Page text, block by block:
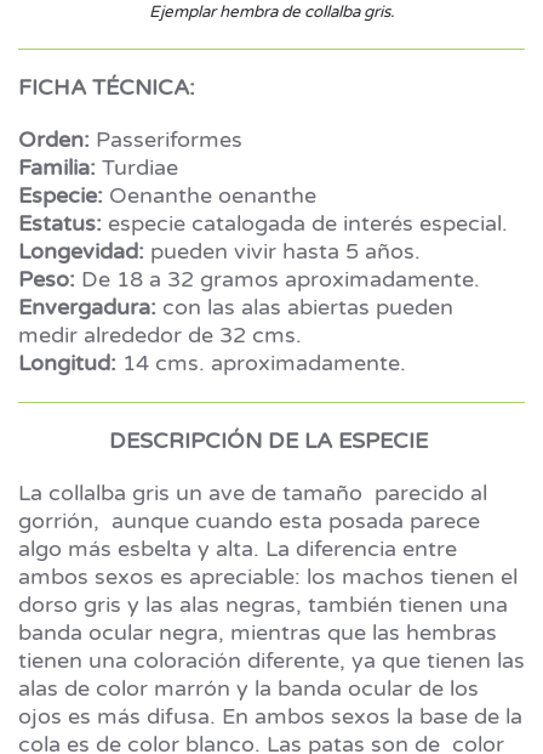
Ejemplar hembra de collalba gris.
FICHA TÉCNICA:
Orden: Passeriformes
Familia: Turdiae
Especie: Oenanthe oenanthe
Estatus: especie catalogada de interés especial.
Longevidad: pueden vivir hasta 5 años.
Peso: De 18 a 32 gramos aproximadamente.
Envergadura: con las alas abiertas pueden
medir alrededor de 32 cms.
Longitud: 14 cms. aproximadamente.
DESCRIPCIÓN DE LA ESPECIE
La collalba gris un ave de tamaño parecido al
gorrión, aunque cuando esta posada parece
algo más esbelta y alta. La diferencia entre
ambos sexos es apreciable: los machos tienen el
dorso gris y las alas negras, también tienen una
banda ocular negra, mientras que las hembras
tienen una coloración diferente, ya que tienen las
alas de color marrón y la banda ocular de los
ojos es más difusa. En ambos sexos la base de la
cola es de color blanco. Las patas son de color